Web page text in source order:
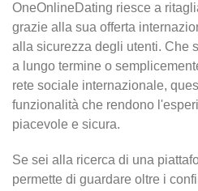
OneOnlineDating riesce a
grazie alla sua offerta
alla sicurezza degli utenti. Che
a lungo termine o
rete sociale internazionale,
funzionalità che rendono
piacevole e sicura.
Se sei alla ricerca di una
permette di guardare oltre i